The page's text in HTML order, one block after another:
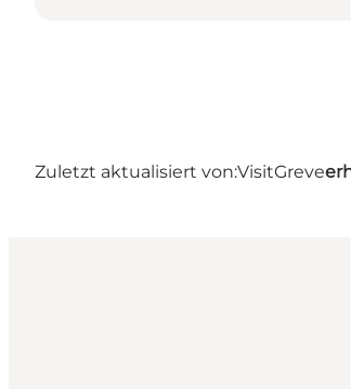
Zuletzt aktualisiert von:VisitGreve